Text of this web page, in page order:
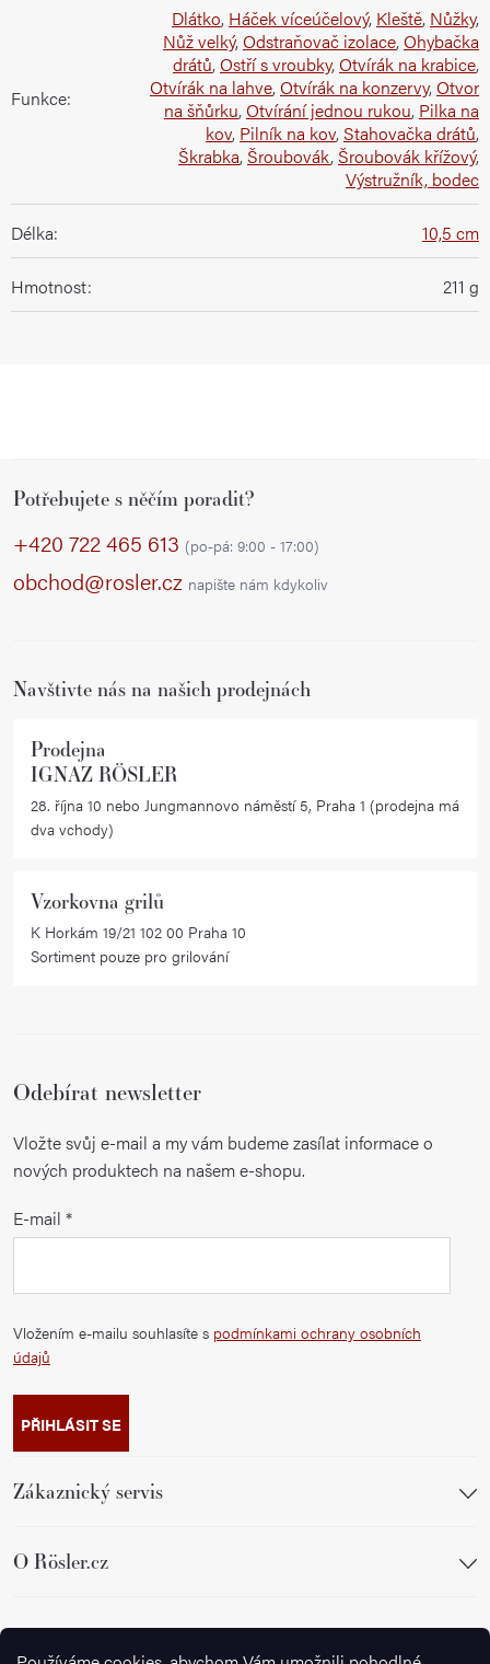
Funkce:
Dlátko, Háček víceúčelový, Kleště, Nůžky,
Nůž velký,Odstraňovač izolace,Ohybačka
drátů,Ostří s vroubky,Otvírák na krabice,
Otvírák na lahve,Otvírák na konzervy,Otvor
na šňůrku,Otvírání jednou rukou, Pilka na
kov, Pilník na kov, Stahovačka drátů,
Škrabka, Šroubovák, Šroubovák křížový,
Výstružník, bodec
Délka: 10,5 cm
Hmotnost: 211 g
Potřebujete s něčím poradit?
+420 722 465 613 (po-pá: 9:00 - 17:00)
obchod@rosler.cz napište nám kdykoliv
Navštivte nás na našich prodejnách
Prodejna
IGNAZ RÖSLER
28. října 10 nebo Jungmannovo náměstí 5, Praha 1 (prodejna má
dva vchody)
Vzorkovna grilů
K Horkám 19/21 102 00 Praha 10
Sortiment pouze pro grilování
Odebírat newsletter
Vložte svůj e-mail a my vám budeme zasílat informace o
nových produktech na našem e-shopu.
E-mail
Vložením e-mailu souhlasíte s podmínkami ochrany osobních
údajů
PŘIHLÁSIT SE
Zákaznický servis
O Rösler.cz
Sledujte nás